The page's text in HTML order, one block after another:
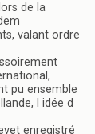
de la
valant ordre
pu ensemble
l idée d
enregistré